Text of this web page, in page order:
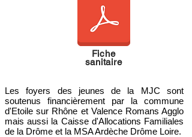
Fiche
sanitaire
Les foyers des jeunes de la MJC sont
soutenus financièrement par la commune
d'Etoile sur Rhône et Valence Romans Agglo
mais aussi la Caisse d'Allocations Familiales
de la Drôme et la MSA Ardèche Drôme Loire.